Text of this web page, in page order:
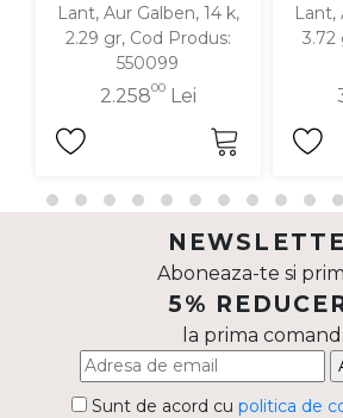
Lant, Aur Galben, 14 k,
2.29 gr, Cod Produs:
550099
2.25800Lei
Lant,
3.72
Aboneaza-te si
5%
la prima
Sunt de acord cu politica de